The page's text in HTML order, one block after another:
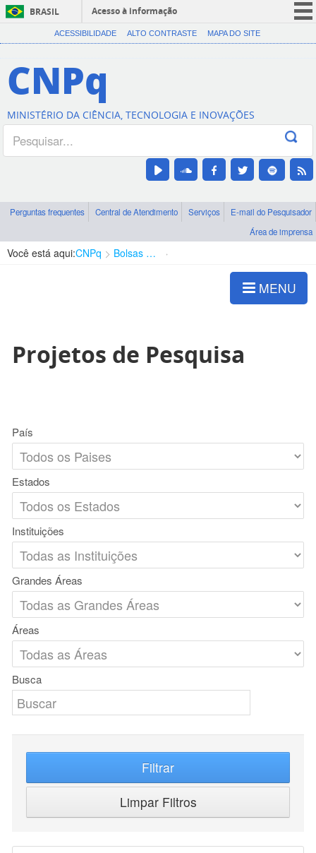
BRASIL
Acesso à informação
CORONAVÍRUS (COVID-19)
Canais
ACESSIBILIDADE ALTO CONTRASTE MAPA DO SITE
CNPq
MINISTÉRIO DA CIÊNCIA, TECNOLOGIA E INOVAÇÕES
Perguntas frequentes Central de Atendimento Serviços
E-mail do Pesquisador
Área de imprensa
Você está aqui:CNPq Bolsas e Auxílios Vigentes
MENU
Projetos de Pesquisa
País
Estados
Instituições
Grandes Áreas
Áreas
Busca
Filtrar
Limpar Filtros